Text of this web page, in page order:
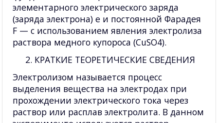
элементарного электрического заряда
(заряда электрона) e и постоянной Фарадея
F — с использованием явления электролиза
раствора медного купороса (CuSO4).
КРАТКИЕ ТЕОРЕТИЧЕСКИЕ СВЕДЕНИЯ
Электролизом называется процесс
выделения вещества на электродах при
прохождении электрического тока через
раствор или расплав электролита. В данном